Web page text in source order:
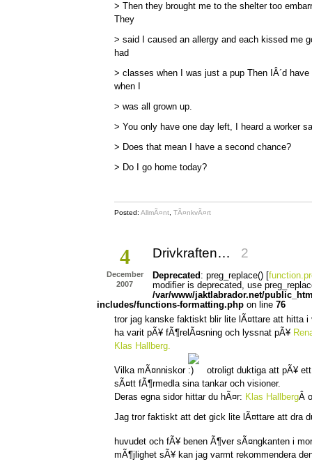
> Then they brought me to the shelter too
They
> said I caused an allergy and each kissed me
had
> classes when I was just a pup Then IÂ´d have
when I
> was all grown up.
> You only have one day left, I heard a worker
> Does that mean I have a second chance?
> Do I go home today?
Posted: AllmÃ¤nt TÃ¤nkvÃ¤rt
4
December
2007
Drivkraften… 2
Deprecated : preg_replace() [
modifier is deprecated, use
/var/www/jaktlabrador.net/
includes/functions-formatting.php on line 76
tror jag kanske faktiskt blir lite lÃ¤ttare att hitta
ha varit pÃ¥ fÃ¶relÃ¤sning och lyssnat pÃ¥
Klas Hallberg.
Vilka mÃ¤nniskor
otroligt duktiga att pÃ¥
sÃ¤tt fÃ¶rmedla sina tankar och visioner.
Deras egna sidor hittar du hÃ¤r: Klas HallbergÂ
Jag tror faktiskt att det gick lite lÃ¤ttare att dra
huvudet och fÃ¥ benen Ã¶ver sÃ¤ngkanten i
mÃ¶jlighet sÃ¥ kan jag varmt rekommendera